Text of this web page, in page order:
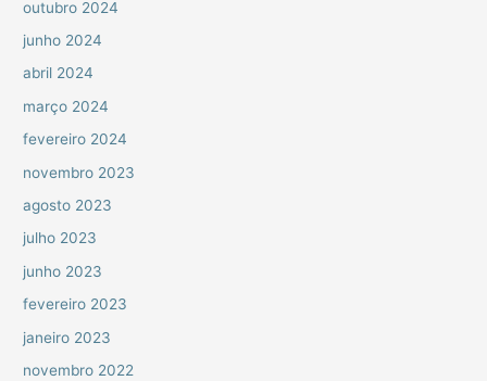
outubro 2024
junho 2024
abril 2024
março 2024
fevereiro 2024
novembro 2023
agosto 2023
julho 2023
junho 2023
fevereiro 2023
janeiro 2023
novembro 2022